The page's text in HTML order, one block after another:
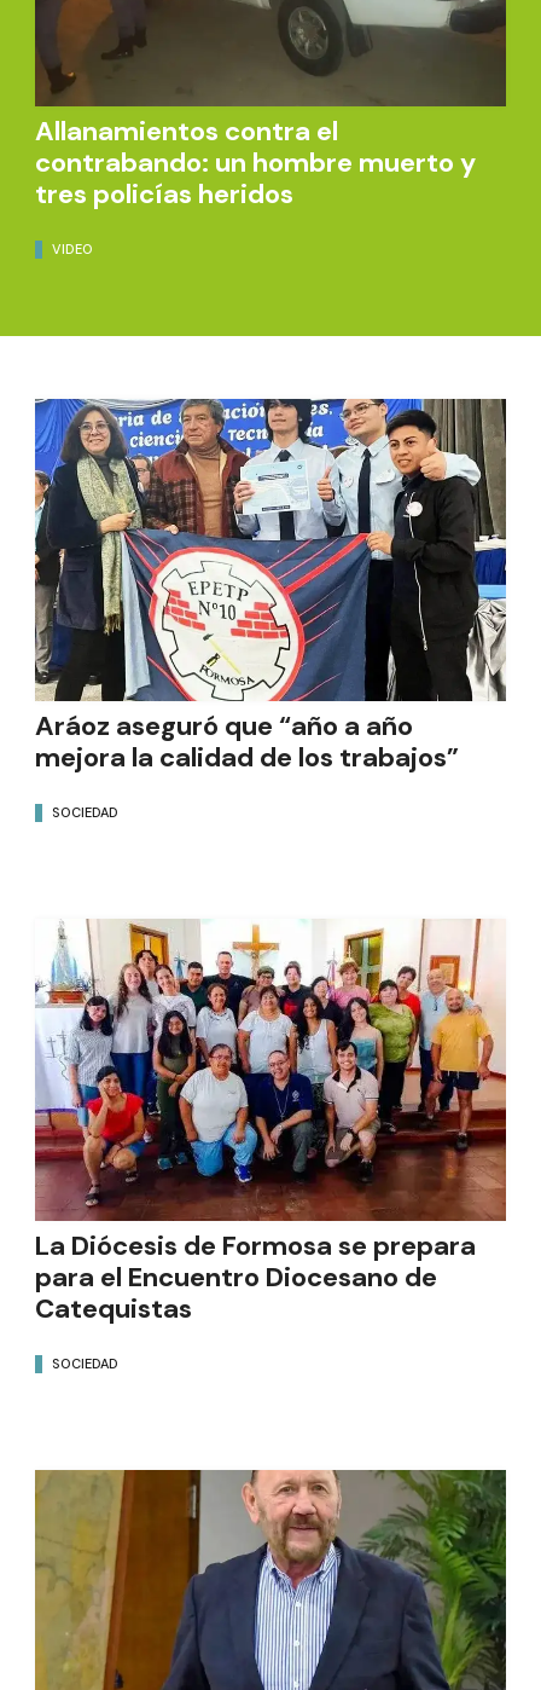
Allanamientos contra el
contrabando: un hombre muerto y
tres policías heridos
VIDEO
Aráoz aseguró que “año a año
mejora la calidad de los trabajos”
SOCIEDAD
La Diócesis de Formosa se prepara
para el Encuentro Diocesano de
Catequistas
SOCIEDAD